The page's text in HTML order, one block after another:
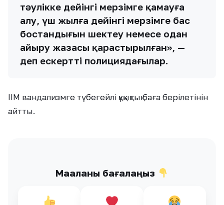
тәулікке дейінгі мерзімге қамауға
алу, үш жылға дейінгі мерзімге бас
бостандығын шектеу немесе одан
айыру жазасы қарастырылған», —
деп ескертті полициядағылар.
ІІМ вандализмге түбегейлі құқықтық баға берілетінін
айтты.
Мақаланы бағалаңыз